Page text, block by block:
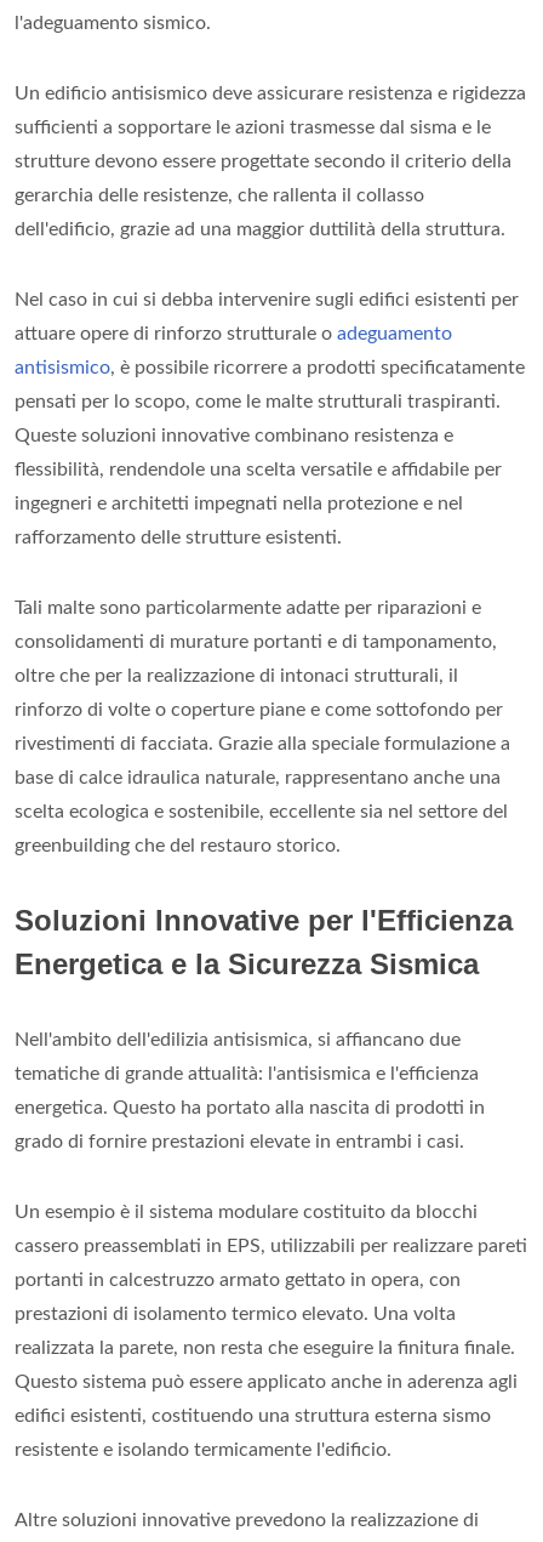
l'adeguamento sismico.
Un edificio antisismico deve assicurare resistenza e rigidezza
sufficienti a sopportare le azioni trasmesse dal sisma e le
strutture devono essere progettate secondo il criterio della
gerarchia delle resistenze, che rallenta il collasso
dell'edificio, grazie ad una maggior duttilità della struttura.
Nel caso in cui si debba intervenire sugli edifici esistenti per
attuare opere di rinforzo strutturale o adeguamento
antisismico, è possibile ricorrere a prodotti specificatamente
pensati per lo scopo, come le malte strutturali traspiranti.
Queste soluzioni innovative combinano resistenza e
flessibilità, rendendole una scelta versatile e affidabile per
ingegneri e architetti impegnati nella protezione e nel
rafforzamento delle strutture esistenti.
Tali malte sono particolarmente adatte per riparazioni e
consolidamenti di murature portanti e di tamponamento,
oltre che per la realizzazione di intonaci strutturali, il
rinforzo di volte o coperture piane e come sottofondo per
rivestimenti di facciata. Grazie alla speciale formulazione a
base di calce idraulica naturale, rappresentano anche una
scelta ecologica e sostenibile, eccellente sia nel settore del
greenbuilding che del restauro storico.
Soluzioni Innovative per l'Efficienza
Energetica e la Sicurezza Sismica
Nell'ambito dell'edilizia antisismica, si affiancano due
tematiche di grande attualità: l'antisismica e l'efficienza
energetica. Questo ha portato alla nascita di prodotti in
grado di fornire prestazioni elevate in entrambi i casi.
Un esempio è il sistema modulare costituito da blocchi
cassero preassemblati in EPS, utilizzabili per realizzare pareti
portanti in calcestruzzo armato gettato in opera, con
prestazioni di isolamento termico elevato. Una volta
realizzata la parete, non resta che eseguire la finitura finale.
Questo sistema può essere applicato anche in aderenza agli
edifici esistenti, costituendo una struttura esterna sismo
resistente e isolando termicamente l'edificio.
Altre soluzioni innovative prevedono la realizzazione di